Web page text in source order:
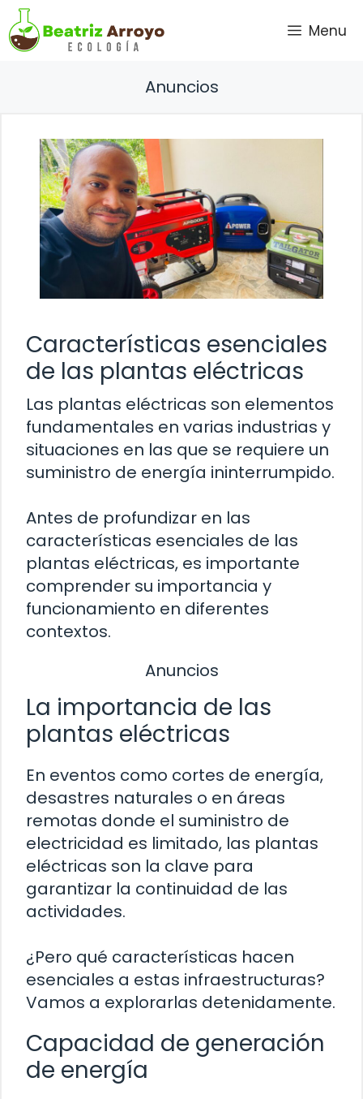
Saltar
al
contenido
Menu
Anuncios
Características esenciales
de las plantas eléctricas
Las plantas eléctricas son elementos
fundamentales en varias industrias y
situaciones en las que se requiere un
suministro de energía ininterrumpido.
Antes de profundizar en las
características esenciales de las
plantas eléctricas, es importante
comprender su importancia y
funcionamiento en diferentes
contextos.
Anuncios
La importancia de las
plantas eléctricas
En eventos como cortes de energía,
desastres naturales o en áreas
remotas donde el suministro de
electricidad es limitado, las plantas
eléctricas son la clave para
garantizar la continuidad de las
actividades.
¿Pero qué características hacen
esenciales a estas infraestructuras?
Vamos a explorarlas detenidamente.
Capacidad de generación
de energía